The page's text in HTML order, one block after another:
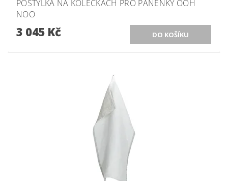
POSTÝLKA NA KOLEČKÁCH PRO PANENKY OOH
NOO
3 045 Kč